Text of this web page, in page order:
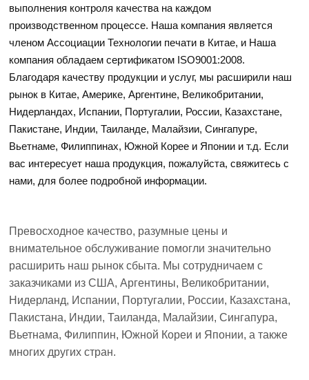
выполнения контроля качества на каждом
производственном процессе. Наша компания является
членом Ассоциации Технологии печати в Китае, и Наша
компания обладаем сертификатом ISO9001:2008.
Благодаря качеству продукции и услуг, мы расширили наш
рынок в Китае, Америке, Аргентине, Великобритании,
Нидерландах, Испании, Португалии, России, Казахстане,
Пакистане, Индии, Таиланде, Малайзии, Сингапуре,
Вьетнаме, Филиппинах, Южной Корее и Японии и т.д. Если
вас интересует наша продукция, пожалуйста, свяжитесь с
нами, для более подробной информации.
Превосходное качество, разумные цены и
внимательное обслуживание помогли значительно
расширить наш рынок сбыта. Мы сотрудничаем с
заказчиками из США, Аргентины, Великобритании,
Нидерланд, Испании, Португалии, России, Казахстана,
Пакистана, Индии, Таиланда, Малайзии, Сингапура,
Вьетнама, Филиппин, Южной Кореи и Японии, а также
многих других стран.